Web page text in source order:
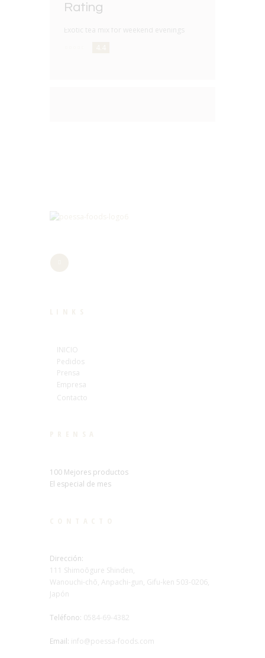
Rating
Exotic tea mix for weekend evenings
INICIO
Pedidos
Prensa
Empresa
Contacto
100 Mejores productos
El especial de mes
Dirección:
111 Shimoōgure Shinden,
Wanouchi-chō, Anpachi-gun, Gifu-ken 503-0206,
Japón
Teléfono: 0584-69-4382
Email: info@poessa-foods.com